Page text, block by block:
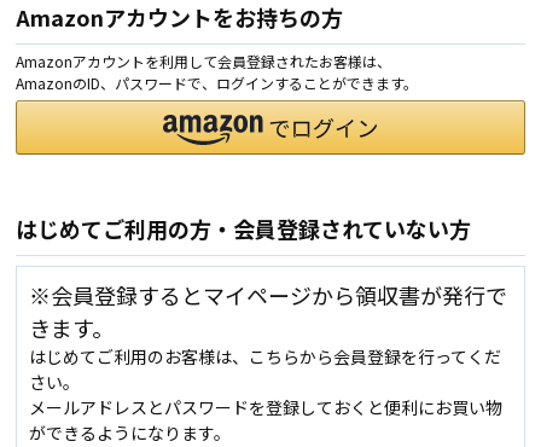
Amazonアカウントをお持ちの方
Amazonアカウントを利用して会員登録されたお客様は、
AmazonのID、パスワードで、ログインすることができます。
はじめてご利用の方・会員登録されていない方
※会員登録するとマイページから領収書が発行で
きます。
はじめてご利用のお客様は、こちらから会員登録を行ってくだ
さい。
メールアドレスとパスワードを登録しておくと便利にお買い物
ができるようになります。